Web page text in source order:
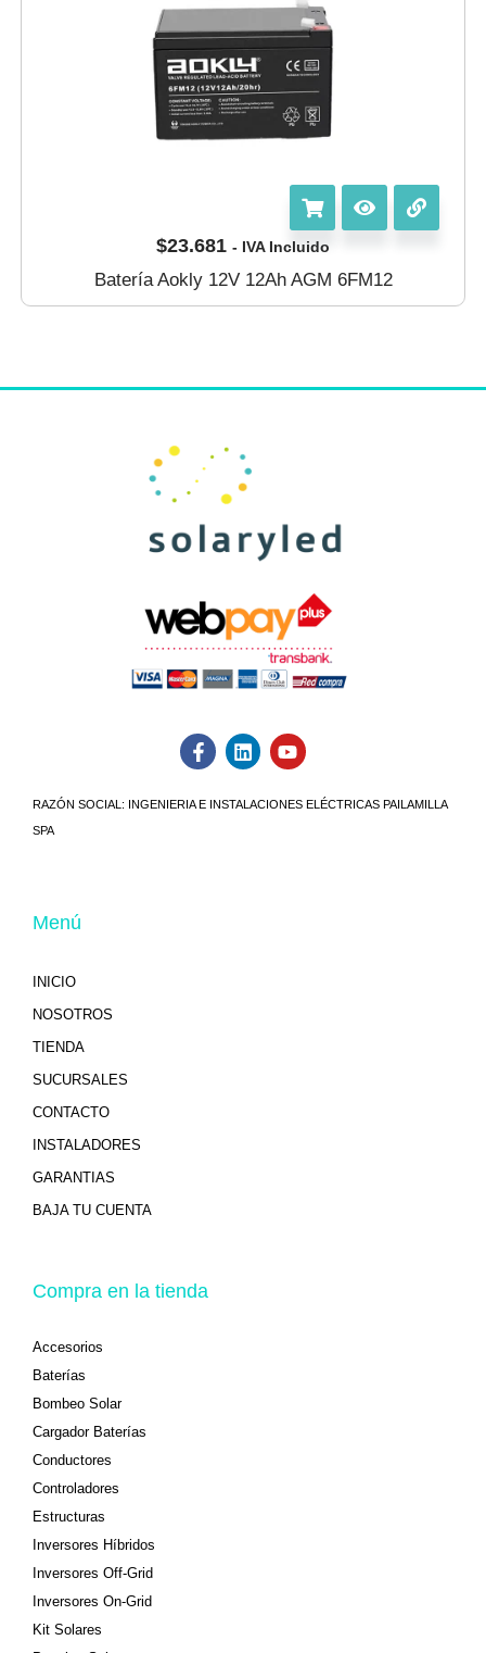
$23.681 - IVA Incluido
Batería Aokly 12V 12Ah AGM 6FM12
RAZÓN SOCIAL: INGENIERIA E INSTALACIONES ELÉCTRICAS PAILAMILLA
SPA
Menú
INICIO
NOSOTROS
TIENDA
SUCURSALES
CONTACTO
INSTALADORES
GARANTIAS
BAJA TU CUENTA
Compra en la tienda
Accesorios
Baterías
Bombeo Solar
Cargador Baterías
Conductores
Controladores
Estructuras
Inversores Híbridos
Inversores Off-Grid
Inversores On-Grid
Kit Solares